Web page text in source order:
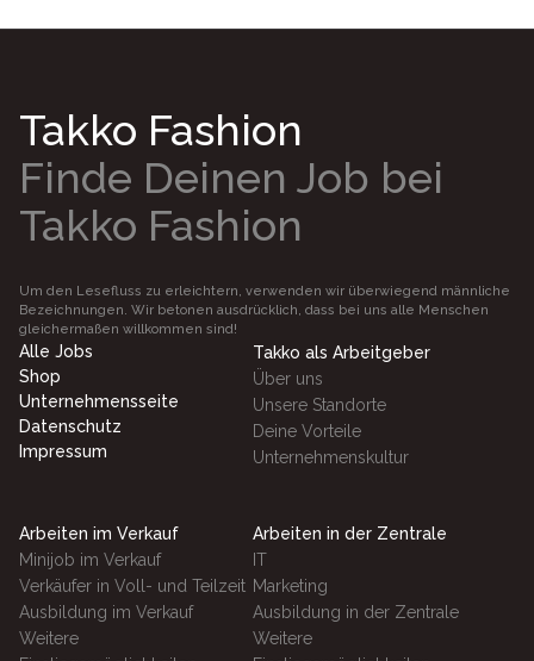
Takko Fashion
Finde Deinen Job bei
Takko Fashion
Um den Lesefluss zu erleichtern, verwenden wir überwiegend männliche
Bezeichnungen. Wir betonen ausdrücklich, dass bei uns alle Menschen
gleichermaßen willkommen sind!
Alle Jobs
Shop
Unternehmensseite
Datenschutz
Impressum
Takko als Arbeitgeber
Über uns
Unsere Standorte
Deine Vorteile
Unternehmenskultur
Arbeiten im Verkauf
Minijob im Verkauf
Verkäufer in Voll- und Teilzeit
Ausbildung im Verkauf
Weitere
Arbeiten in der Zentrale
IT
Marketing
Ausbildung in der Zentrale
Weitere